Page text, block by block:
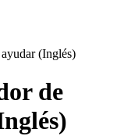
(Inglés)
de